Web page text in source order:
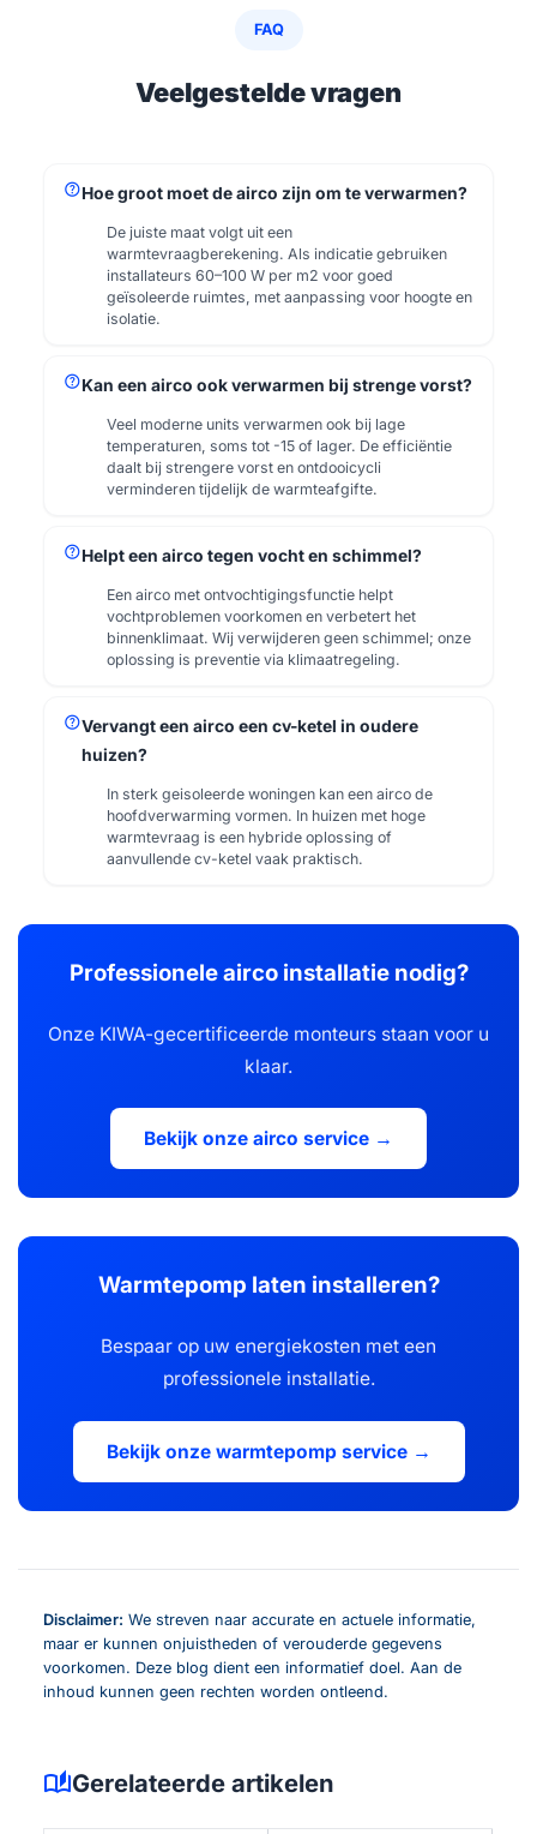
FAQ
Veelgestelde vragen
helpHoe groot moet de airco zijn om te verwarmen?
De juiste maat volgt uit een
warmtevraagberekening. Als indicatie gebruiken
installateurs 60–100 W per m2 voor goed
geïsoleerde ruimtes, met aanpassing voor hoogte en
isolatie.
helpKan een airco ook verwarmen bij strenge vorst?
Veel moderne units verwarmen ook bij lage
temperaturen, soms tot -15 of lager. De efficiëntie
daalt bij strengere vorst en ontdooicycli
verminderen tijdelijk de warmteafgifte.
helpHelpt een airco tegen vocht en schimmel?
Een airco met ontvochtigingsfunctie helpt
vochtproblemen voorkomen en verbetert het
binnenklimaat. Wij verwijderen geen schimmel; onze
oplossing is preventie via klimaatregeling.
helpVervangt een airco een cv-ketel in oudere
huizen?
In sterk geisoleerde woningen kan een airco de
hoofdverwarming vormen. In huizen met hoge
warmtevraag is een hybride oplossing of
aanvullende cv-ketel vaak praktisch.
Professionele airco installatie nodig?
Onze KIWA-gecertificeerde monteurs staan voor u
klaar.
Bekijk onze airco service →
Warmtepomp laten installeren?
Bespaar op uw energiekosten met een
professionele installatie.
Bekijk onze warmtepomp service →
Disclaimer: We streven naar accurate en actuele informatie,
maar er kunnen onjuistheden of verouderde gegevens
voorkomen. Deze blog dient een informatief doel. Aan de
inhoud kunnen geen rechten worden ontleend.
auto_storiesGerelateerde artikelen